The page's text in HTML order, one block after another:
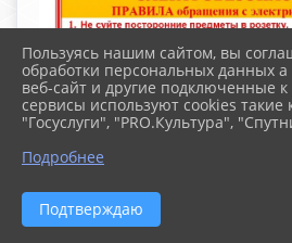
Пользуясь нашим сайтом, вы
обработки персональных данных
веб-сайт и другие подключенные к
сервисы используют cookies такие
"Госуслуги", "PRO.Культура",
Подробнее
Подтверждаю